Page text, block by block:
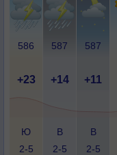
586 587 587
+23 +14 +11
Ю
2-5
В
2-5
В
2-5